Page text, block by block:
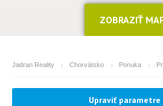
ZOBRAZIŤ
Jadran Reality Chorvátsko Ponuka
MESTO
Upraviť